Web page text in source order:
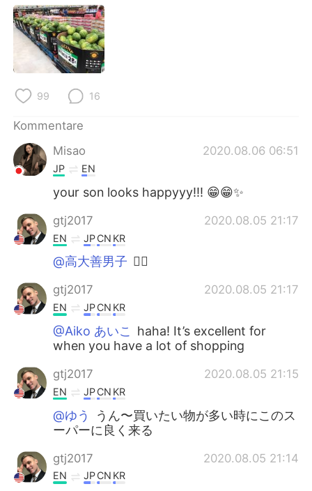
99 16
Kommentare
Misao
2020.08.06 06:51
JP EN
your son looks happyyy!!! 😁😁✨
gtj2017 2020.08.05 21:17
EN JPCN KR
@高大善男子 👍🏻
gtj2017 2020.08.05 21:17
EN JPCN KR
@Aiko あいこ
haha! It’s excellent for
when you have a lot of shopping
gtj2017 2020.08.05 21:15
EN JPCN KR
@ゆう
うん〜買いたい物が多い時にこのス
ーパーに良く来る
gtj2017 2020.08.05 21:14
EN JPCN KR